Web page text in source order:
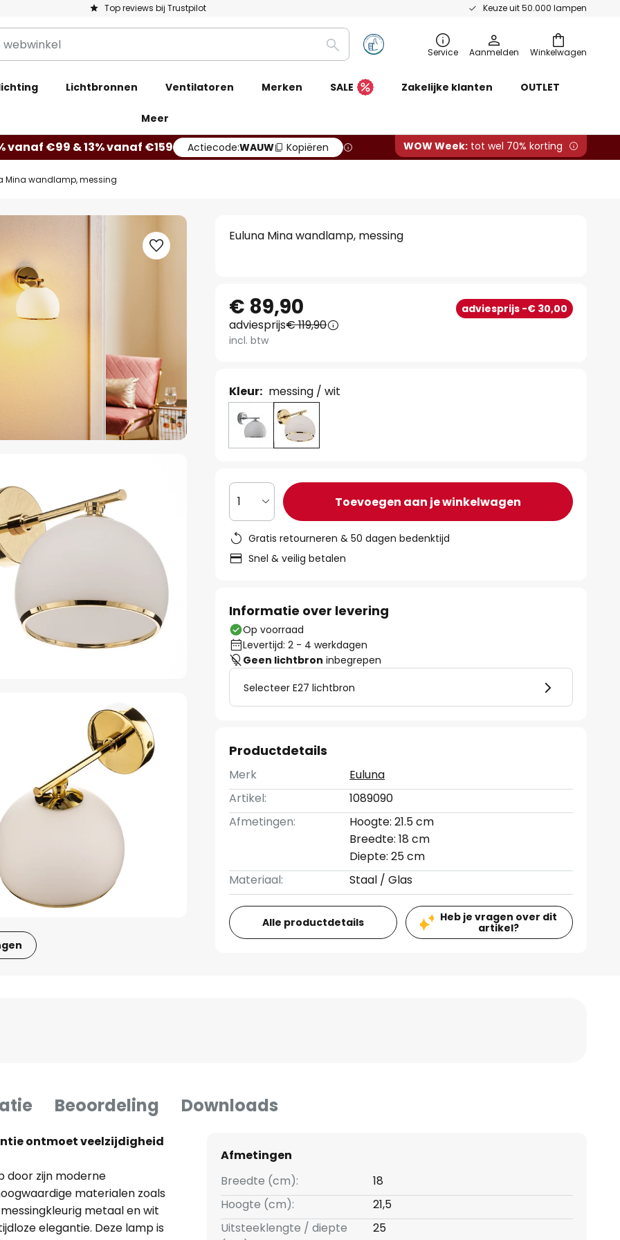
Top reviews bij Trustpilot Keuze uit 50.000 lampen
Winkelwagen
Zoeken Service Aanmelden
Lichtbronnen Ventilatoren Merken SALE Zakelijke klanten OUTLET
Meer
vanaf €99 & 13% vanaf €159 Actiecode:WAUW Kopiëren WOW Week: tot wel 70% korting
Mina wandlamp, messing
Euluna Mina wandlamp, messing
€ 89,90 adviesprijs -€ 30,00
adviesprijs€ 119,90
incl. btw
Kleur: messing / wit
1 Toevoegen aan je winkelwagen
Gratis retourneren & 50 dagen bedenktijd
Snel & veilig betalen
Informatie over levering
Op voorraad
Levertijd: 2 - 4 werkdagen
Geen lichtbron inbegrepen
Selecteer E27 lichtbron
Productdetails
Merk
Euluna
Artikel:
1089090
Afmetingen:
Hoogte: 21.5 cm
Breedte: 18 cm
Diepte: 25 cm
Materiaal:
Staal / Glas
Alle productdetails
Heb je vragen over dit
artikel?
Beoordeling Downloads
ontmoet veelzijdigheid
door zijn moderne
materialen zoals
metaal en wit
elegantie. Deze lamp is
Afmetingen
Breedte (cm):
18
Hoogte (cm):
21,5
Uitsteeklengte / diepte
25